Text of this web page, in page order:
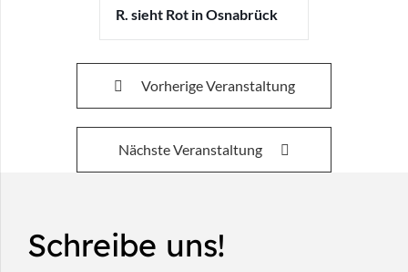
R. sieht Rot in Osnabrück
Vorherige Veranstaltung
Nächste Veranstaltung
Schreibe uns!